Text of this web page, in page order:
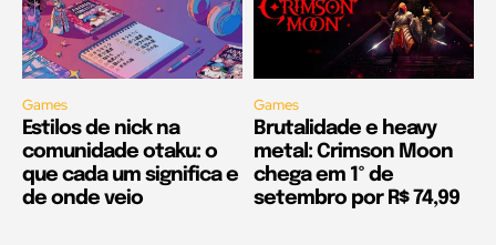
Games
Estilos de nick na
comunidade otaku: o
que cada um significa e
de onde veio
Games
Brutalidade e heavy
metal: Crimson Moon
chega em 1º de
setembro por R$ 74,99